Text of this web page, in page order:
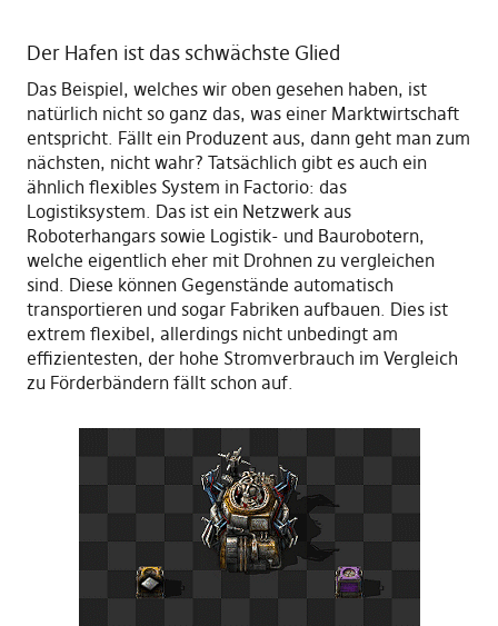
Der Hafen ist das schwächste Glied
Das Beispiel, welches wir oben gesehen haben, ist
natürlich nicht so ganz das, was einer Marktwirtschaft
entspricht. Fällt ein Produzent aus, dann geht man zum
nächsten, nicht wahr? Tatsächlich gibt es auch ein
ähnlich flexibles System in Factorio: das
Logistiksystem. Das ist ein Netzwerk aus
Roboterhangars sowie Logistik- und Baurobotern,
welche eigentlich eher mit Drohnen zu vergleichen
sind. Diese können Gegenstände automatisch
transportieren und sogar Fabriken aufbauen. Dies ist
extrem flexibel, allerdings nicht unbedingt am
effizientesten, der hohe Stromverbrauch im Vergleich
zu Förderbändern fällt schon auf.